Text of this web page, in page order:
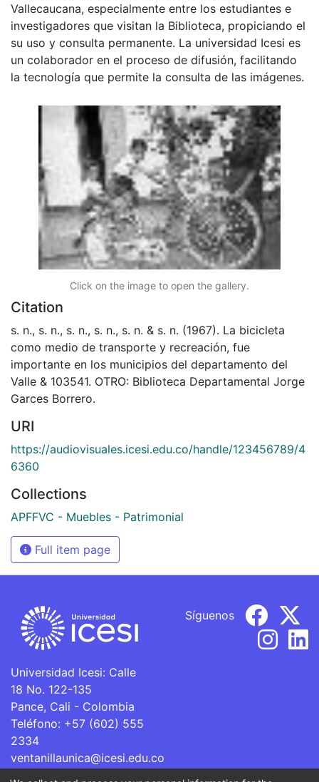
Vallecaucana, especialmente entre los estudiantes e
investigadores que visitan la Biblioteca, propiciando el
su uso y consulta permanente. La universidad Icesi es
un colaborador en el proceso de difusión, facilitando
la tecnología que permite la consulta de las imágenes.
Click on the image to open the gallery.
Citation
s. n., s. n., s. n., s. n., s. n. & s. n. (1967). La bicicleta
como medio de transporte y recreación, fue
importante en los municipios del departamento del
Valle & 103541. OTRO: Biblioteca Departamental Jorge
Garces Borrero.
URI
https://audiovisuales.icesi.edu.co/handle/123456789/4
6360
Collections
APFFVC - Muebles - Patrimonial
Full item page
Universidad Icesi: Calle
18 No. 122-135
Pance, Cali - Colombia
Teléfono: +57 (602) 555
2334
ventanillaunica@icesi.edu.co
Síguenos